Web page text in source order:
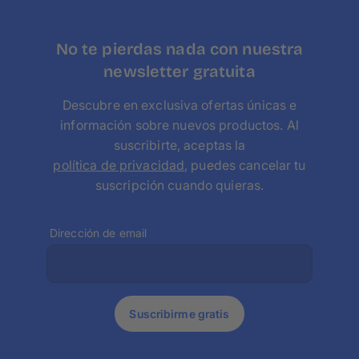
No te pierdas nada con nuestra
newsletter gratuita
Descubre en exclusiva ofertas únicas e
información sobre nuevos productos. Al
suscribirte, aceptas la
política de privacidad, puedes cancelar tu
suscripción cuando quieras.
Dirección de email
Suscribirme gratis